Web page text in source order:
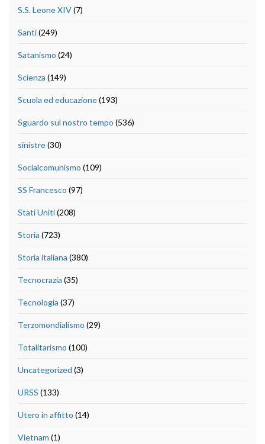
S.S. Leone XIV(7)
Santi(249)
Satanismo (24)
Scienza (149)
Scuola ed educazione(193)
Sguardo sul nostro tempo (536)
sinistre(30)
Socialcomunismo (109)
SS Francesco (97)
Stati Uniti(208)
Storia (723)
Storia italiana (380)
Tecnocrazia (35)
Tecnologia (37)
Terzomondialismo (29)
Totalitarismo (100)
Uncategorized (3)
URSS (133)
Utero in affitto (14)
Vietnam (1)